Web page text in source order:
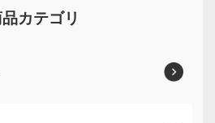
カテゴリ